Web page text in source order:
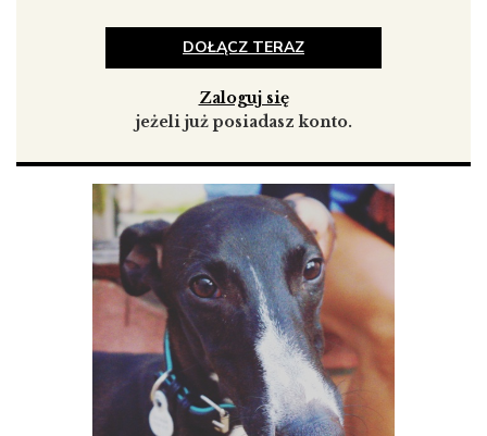
Dog on the street na Instagramie
Masz 11 lat, jak reagują właściciele czworonogów, gdy
do nich podchodzisz z pytaniem: czy mogę zrobić
zdjęcie psu?Najczęściej na początku stoją jak wryci (dla
mnie to chwila zwątpienia), a dopiero później mówią
„tak, tak", chociaż nie wszyscy – 5 na 70 osób się nie
zgodziło (wstydźcie się ;-).
Kto obserwuje twój profil na Instagramie?
W większości
mój profil obserwują osoby kochające psy, profile
tematyczne o psach, ich szkoleniu i sklepach dla nich.
DOŁĄCZ TERAZ
Zaloguj się
jeżeli już posiadasz konto.